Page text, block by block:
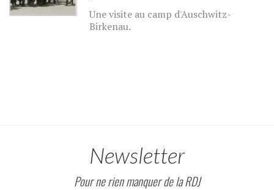
Une visite au camp d'Auschwitz-
Birkenau.
Newsletter
Pour ne rien manquer de la RDJ